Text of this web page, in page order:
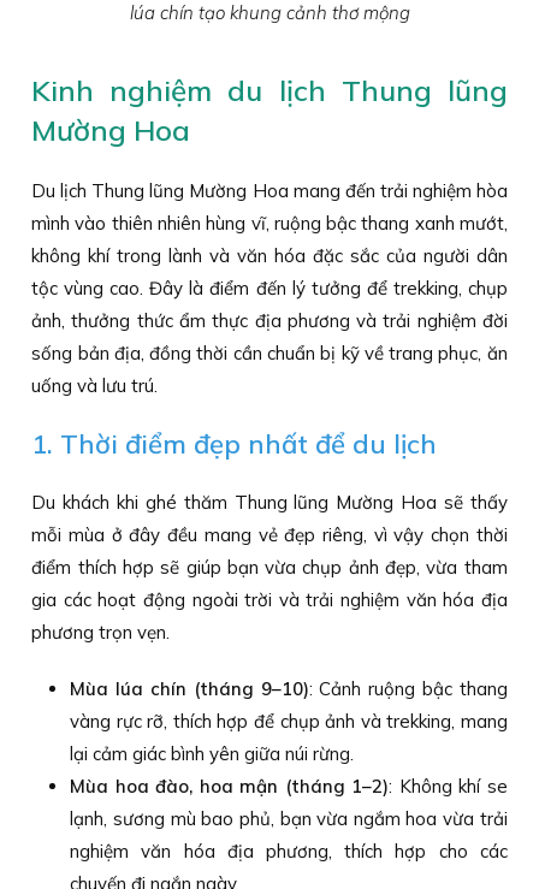
lúa chín tạo khung cảnh thơ mộng
Kinh nghiệm du lịch Thung lũng
Mường Hoa
Du lịch Thung lũng Mường Hoa mang đến trải nghiệm hòa
mình vào thiên nhiên hùng vĩ, ruộng bậc thang xanh mướt,
không khí trong lành và văn hóa đặc sắc của người dân
tộc vùng cao. Đây là điểm đến lý tưởng để trekking, chụp
ảnh, thưởng thức ẩm thực địa phương và trải nghiệm đời
sống bản địa, đồng thời cần chuẩn bị kỹ về trang phục, ăn
uống và lưu trú.
1. Thời điểm đẹp nhất để du lịch
Du khách khi ghé thăm Thung lũng Mường Hoa sẽ thấy
mỗi mùa ở đây đều mang vẻ đẹp riêng, vì vậy chọn thời
điểm thích hợp sẽ giúp bạn vừa chụp ảnh đẹp, vừa tham
gia các hoạt động ngoài trời và trải nghiệm văn hóa địa
phương trọn vẹn.
Mùa lúa chín (tháng 9–10): Cảnh ruộng bậc thang
vàng rực rỡ, thích hợp để chụp ảnh và trekking, mang
lại cảm giác bình yên giữa núi rừng.
Mùa hoa đào, hoa mận (tháng 1–2): Không khí se
lạnh, sương mù bao phủ, bạn vừa ngắm hoa vừa trải
nghiệm văn hóa địa phương, thích hợp cho các
chuyến đi ngắn ngày.